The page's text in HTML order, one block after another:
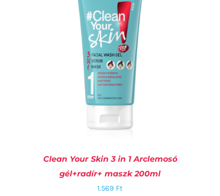
Clean Your Skin 3 in 1 Arclemosó
gél+radír+ maszk 200ml
1.569 Ft